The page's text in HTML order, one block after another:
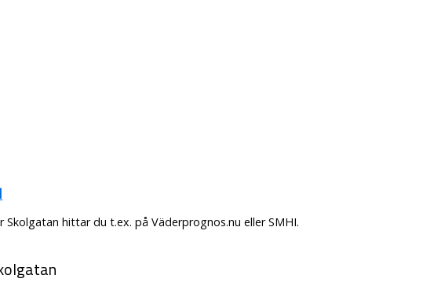
Skolgatan hittar du t.ex. på Väderprognos.nu eller SMHI.